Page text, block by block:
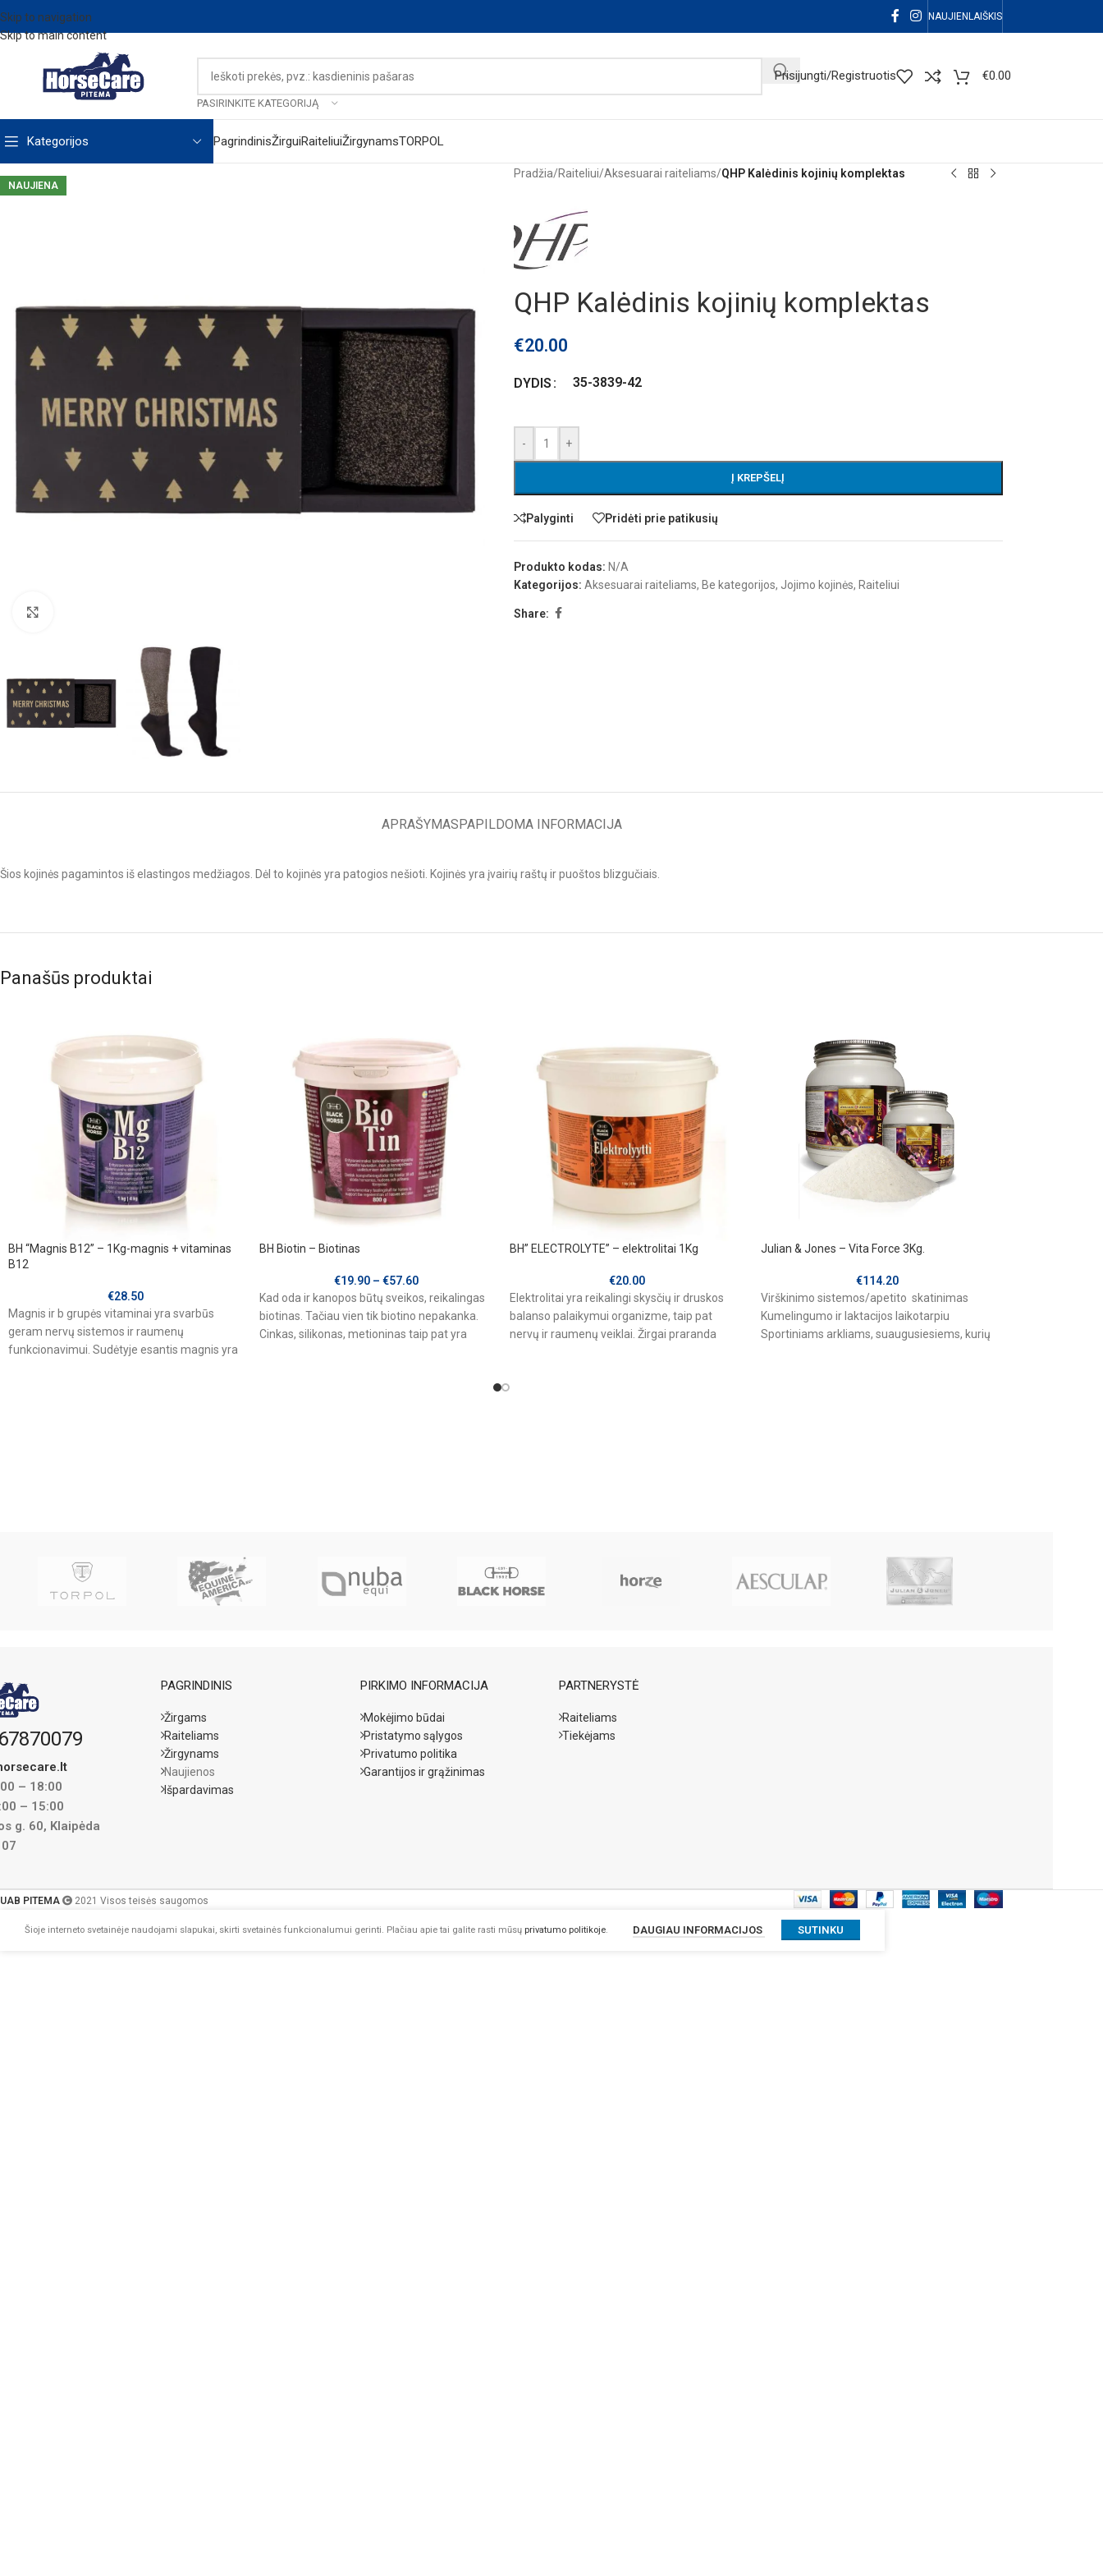
Skip to navigation
Skip to main content
NAUJIENLAIŠKIS
PASIRINKITE KATEGORIJĄ
Prisijungti/Registruotis €0.00
Kategorijos PagrindinisŽirguiRaiteliuiŽirgynamsTORPOL
NAUJIENA
Pradžia/Raiteliui/Aksesuarai raiteliams/QHP Kalėdinis kojinių komplektas
QHP Kalėdinis kojinių komplektas
€20.00
DYDIS 35-3839-42
- +
Į KREPŠELĮ
Palyginti Pridėti prie patikusių
Produkto kodas: N/A
Kategorijos: Aksesuarai raiteliams, Be kategorijos, Jojimo kojinės, Raiteliui
Share:
APRAŠYMASPAPILDOMA INFORMACIJA
Šios kojinės pagamintos iš elastingos medžiagos. Dėl to kojinės yra patogios nešioti. Kojinės yra įvairių raštų ir puoštos blizgučiais.
Panašūs produktai
BH “Magnis B12” – 1Kg-magnis + vitaminas
B12
€28.50
Magnis ir b grupės vitaminai yra svarbūs
geram nervų sistemos ir raumenų
funkcionavimui. Sudėtyje esantis magnis yra
BH Biotin – Biotinas
€19.90 – €57.60
Kad oda ir kanopos būtų sveikos, reikalingas
biotinas. Tačiau vien tik biotino nepakanka.
Cinkas, silikonas, metioninas taip pat yra
BH” ELECTROLYTE” – elektrolitai 1Kg
€20.00
Elektrolitai yra reikalingi skysčių ir druskos
balanso palaikymui organizme, taip pat
nervų ir raumenų veiklai. Žirgai praranda
Julian & Jones – Vita Force 3Kg.
€114.20
Virškinimo sistemos/apetito skatinimas
Kumelingumo ir laktacijos laikotarpiu
Sportiniams arkliams, suaugusiesiems, kurių
– 18:00
– 15:00
g. 60, Klaipėda
PAGRINDINIS
Žirgams
Raiteliams
Žirgynams
Naujienos
Išpardavimas
PIRKIMO INFORMACIJA
Mokėjimo būdai
Pristatymo sąlygos
Privatumo politika
Garantijos ir grąžinimas
PARTNERYSTĖ
Raiteliams
Tiekėjams
UAB PITEMA 2021 Visos teisės saugomos
Šioje interneto svetainėje naudojami slapukai, skirti svetainės funkcionalumui gerinti. Plačiau apie tai galite rasti mūsų privatumo politikoje. DAUGIAU INFORMACIJOS SUTINKU